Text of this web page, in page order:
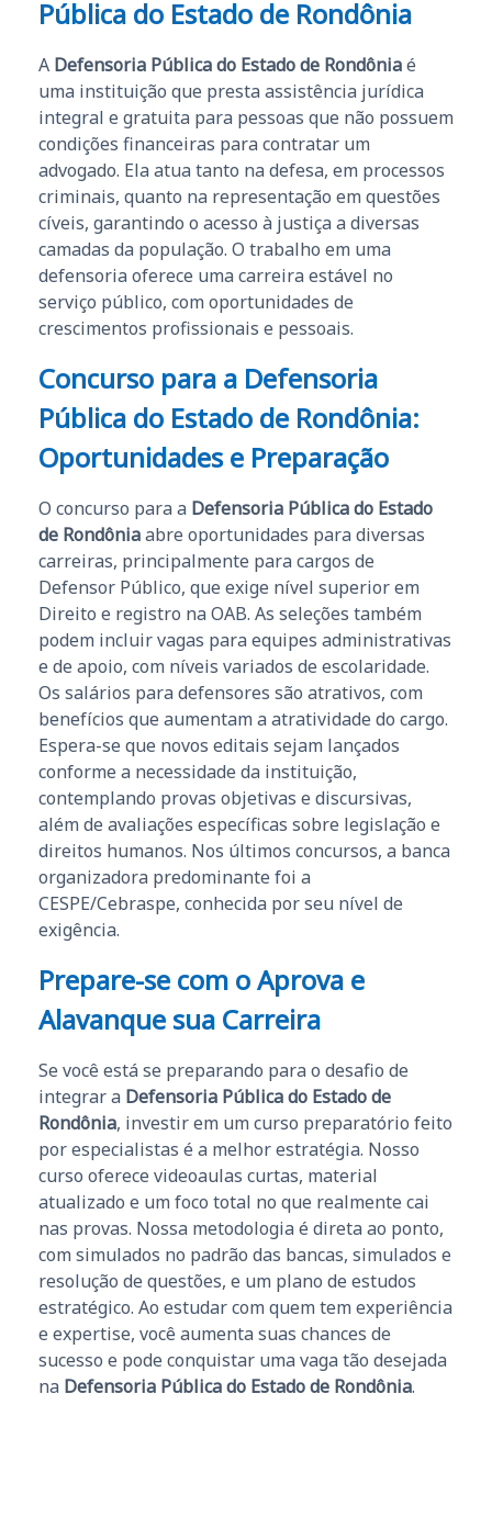
Pública do Estado de Rondônia
A Defensoria Pública do Estado de Rondôniaé
uma instituição que presta assistência jurídica
integral e gratuita para pessoas que não possuem
condições financeiras para contratar um
advogado. Ela atua tanto na defesa, em processos
criminais, quanto na representação em questões
cíveis, garantindo o acesso à justiça a diversas
camadas da população. O trabalho em uma
defensoria oferece uma carreira estável no
serviço público, com oportunidades de
crescimentos profissionais e pessoais.
Concurso para a Defensoria
Pública do Estado de Rondônia:
Oportunidades e Preparação
O concurso para a Defensoria Pública do Estado
de Rondôniaabre oportunidades para diversas
carreiras, principalmente para cargos de
Defensor Público, que exige nível superior em
Direito e registro na OAB. As seleções também
podem incluir vagas para equipes administrativas
e de apoio, com níveis variados de escolaridade.
Os salários para defensores são atrativos, com
benefícios que aumentam a atratividade do cargo.
Espera-se que novos editais sejam lançados
conforme a necessidade da instituição,
contemplando provas objetivas e discursivas,
além de avaliações específicas sobre legislação e
direitos humanos. Nos últimos concursos, a banca
organizadora predominante foi a
CESPE/Cebraspe, conhecida por seu nível de
exigência.
Prepare-se com o Aprova e
Alavanque sua Carreira
Se você está se preparando para o desafio de
integrar a Defensoria Pública do Estado de
Rondônia, investir em um curso preparatório feito
por especialistas é a melhor estratégia. Nosso
curso oferece videoaulas curtas, material
atualizado e um foco total no que realmente cai
nas provas. Nossa metodologia é direta ao ponto,
com simulados no padrão das bancas, simulados e
resolução de questões, e um plano de estudos
estratégico. Ao estudar com quem tem experiência
e expertise, você aumenta suas chances de
sucesso e pode conquistar uma vaga tão desejada
na Defensoria Pública do Estado de Rondônia.